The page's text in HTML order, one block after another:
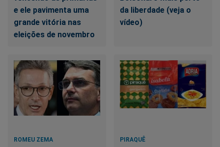
e ele pavimenta uma
grande vitória nas
eleições de novembro
da liberdade (veja o
vídeo)
ROMEU ZEMA PIRAQUÊ